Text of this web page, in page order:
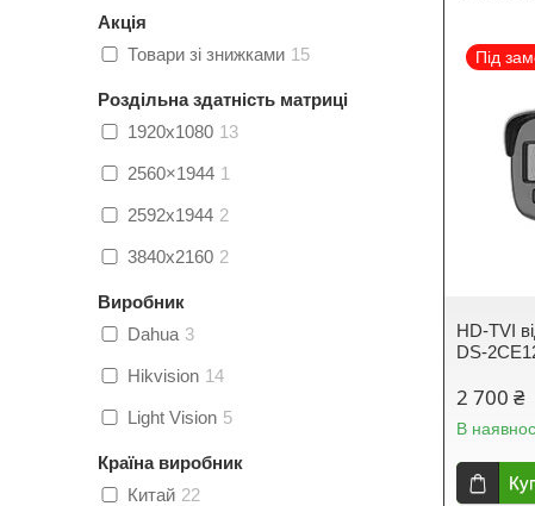
Під
HD-TVI
DS-
2 700 ₴
В
Акція
Товари зі знижками 15
Роздільна здатність матриці
1920x1080 13
2560×1944 1
2592x1944 2
3840х2160 2
Виробник
Dahua 3
Hikvision 14
Light Vision 5
Країна виробник
Китай 22